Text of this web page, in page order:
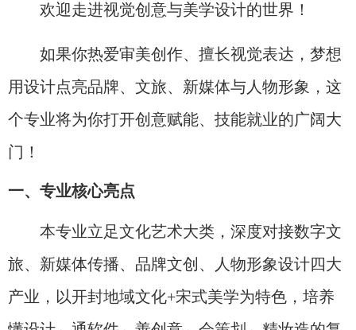
欢迎走进视觉创意与美学设计的世界！
如果你热爱审美创作、擅长视觉表达，梦想
用设计点亮品牌、文旅、新媒体与人物形象，这
个专业将为你打开创意赋能、技能就业的广阔大
门！
一、专业核心亮点
本专业立足文化艺术大类，深度对接数字文
旅、新媒体传播、品牌文创、人物形象设计四大
产业，以开封地域文化+宋式美学为特色，培养